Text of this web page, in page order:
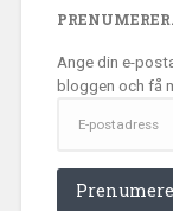
Ange din e-
bloggen och få
postadress